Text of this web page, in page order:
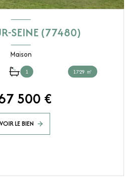
SEINE (77480)
Maison
1 1729 ㎡
500 €
VOIR LE BIEN